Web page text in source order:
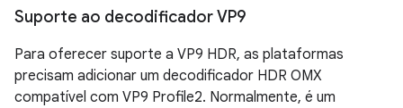
Suporte ao decodificador VP9
Para oferecer suporte a VP9 HDR, as plataformas
precisam adicionar um decodificador HDR OMX
compatível com VP9 Profile2. Normalmente, é um